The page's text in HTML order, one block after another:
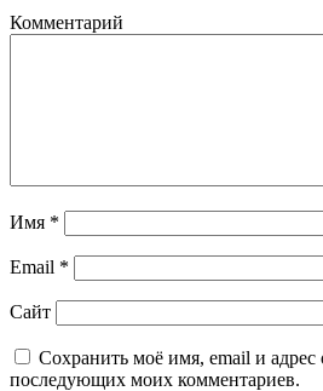
Комментарий
Имя *
Email *
Сайт
Сохранить моё имя, email и адрес
последующих моих комментариев.